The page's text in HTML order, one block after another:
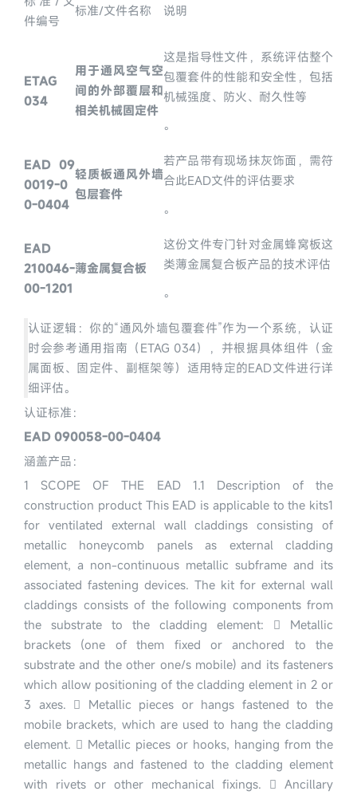
件编号
标准/文件名称 说明
ETAG
034
用于通风空气空
间的外部覆层和
相关机械固定件
这是指导性文件，系统评估整个
包覆套件的性能和安全性，包括
机械强度、防火、耐久性等
。
EAD 09
0019-0
0-0404
轻质板通风外墙
包层套件
若产品带有现场抹灰饰面，需符
合此EAD文件的评估要求
。
EAD
210046-
00-1201
薄金属复合板
这份文件专门针对金属蜂窝板这
类薄金属复合板产品的技术评估
。
认证逻辑：你的“通风外墙包覆套件”作为一个系统，认证
时会参考通用指南（ETAG 034），并根据具体组件（金
属面板、固定件、副框架等） 适用特定的EAD文件进行详
细评估。
认证标准：
EAD 090058-00-0404
涵盖产品：
1 SCOPE OF THE EAD 1.1 Description of the
construction product This EAD is applicable to the kits1
for ventilated external wall claddings consisting of
metallic honeycomb panels as external cladding
element, a non-continuous metallic subframe and its
associated fastening devices. The kit for external wall
claddings consists of the following components from
the substrate to the cladding element:  Metallic
brackets (one of them fixed or anchored to the
substrate and the other one/s mobile) and its fasteners
which allow positioning of the cladding element in 2 or
3 axes.  Metallic pieces or hangs fastened to the
mobile brackets, which are used to hang the cladding
element.  Metallic pieces or hooks, hanging from the
metallic hangs and fastened to the cladding element
with rivets or other mechanical fixings.  Ancillary